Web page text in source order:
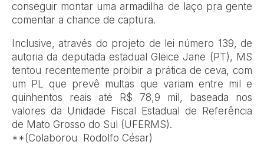
conseguir montar uma armadilha de laço pra gente
comentar a chance de captura.
Inclusive, através do projeto de lei número 139, de
autoria da deputada estadual Gleice Jane (PT), MS
tentou recentemente proibir a prática de ceva, com
um PL que prevê multas que variam entre mil e
quinhentos reais até R$ 78,9 mil, baseada nos
valores da Unidade Fiscal Estadual de Referência
de Mato Grosso do Sul (UFERMS).
**(Colaborou Rodolfo César)